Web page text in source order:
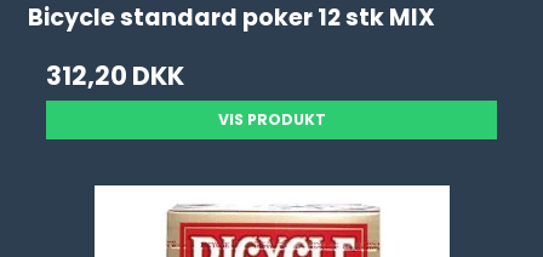
Bicycle standard poker 12 stk MIX
312,20 DKK
VIS PRODUKT